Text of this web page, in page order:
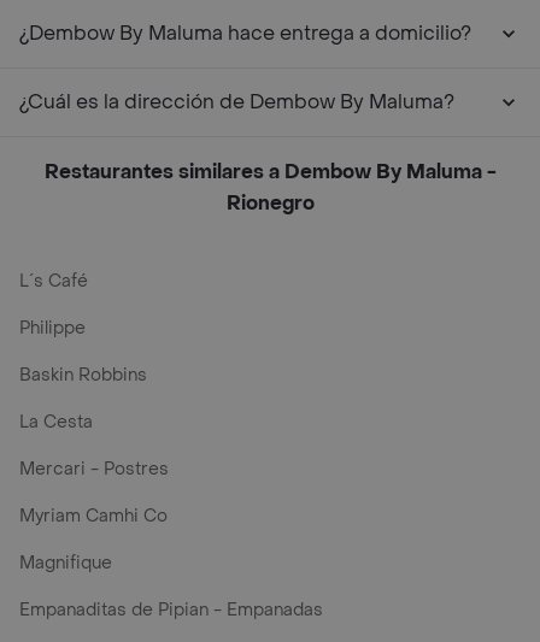
¿Dembow By Maluma hace entrega a domicilio?
¿Cuál es la dirección de Dembow By Maluma?
Restaurantes similares a Dembow By Maluma -
Rionegro
L´s Café
Philippe
Baskin Robbins
La Cesta
Mercari - Postres
Myriam Camhi Co
Magnifique
Empanaditas de Pipian - Empanadas